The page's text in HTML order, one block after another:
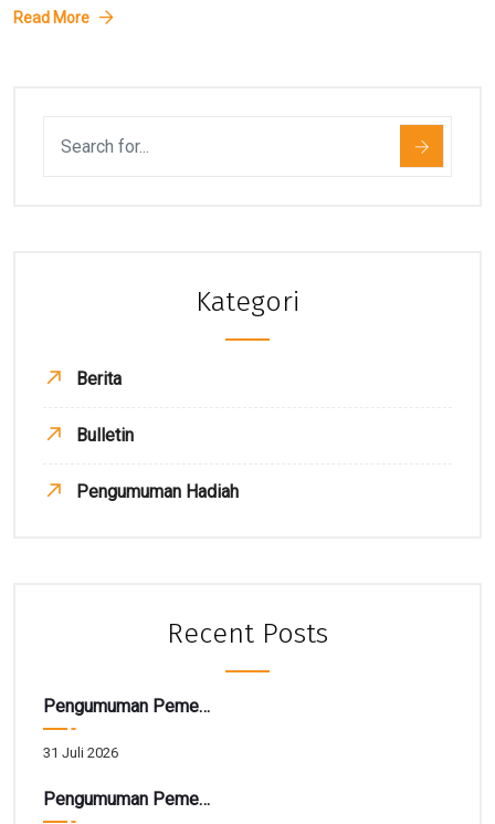
Read More
Kategori
Berita
Bulletin
Pengumuman Hadiah
Recent Posts
Pengumuman Pemenang TARBIAH
31 Juli 2026
Pengumuman Pemenang Hadiah Utama Gebyar SIRELA Periode 28